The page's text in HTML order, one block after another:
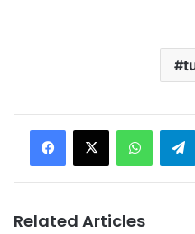
Related Articles